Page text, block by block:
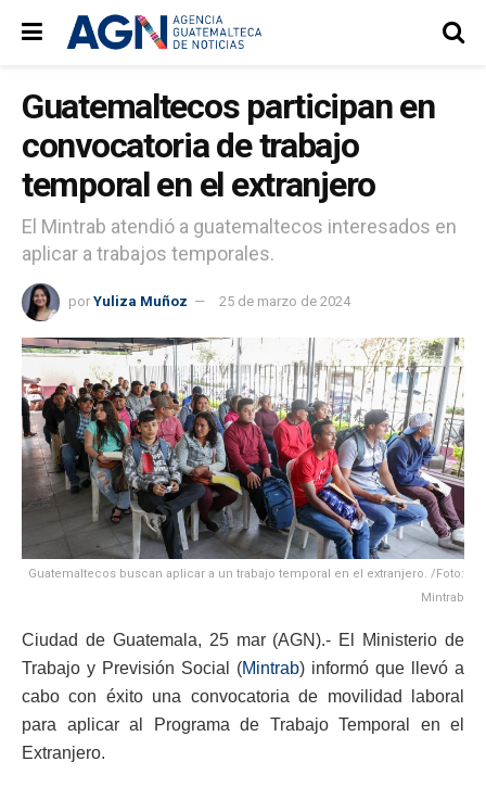
Guatemaltecos participan en
convocatoria de trabajo
temporal en el extranjero
El Mintrab atendió a guatemaltecos interesados en
aplicar a trabajos temporales.
por Yuliza Muñoz 25 de marzo de 2024
Guatemaltecos buscan aplicar a un trabajo temporal en el extranjero. /Foto:
Mintrab
Ciudad de Guatemala, 25 mar (AGN).- El Ministerio de
Trabajo y Previsión Social (Mintrab) informó que llevó a
cabo con éxito una convocatoria de movilidad laboral
para aplicar al Programa de Trabajo Temporal en el
Extranjero.